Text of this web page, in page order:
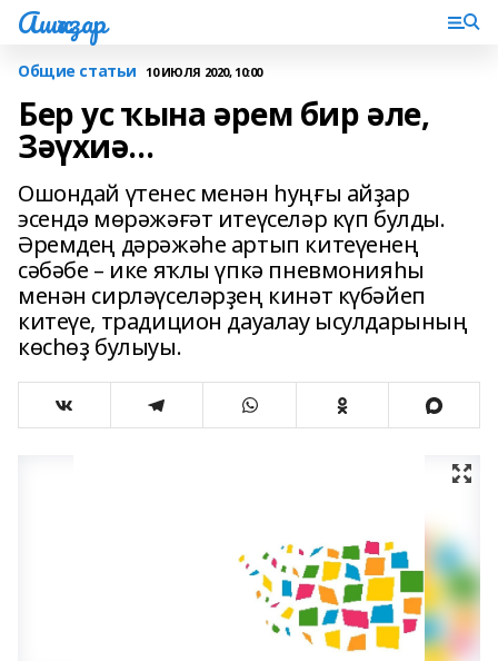
Ашҡаҙар
Общие статьи 10 ИЮЛЯ 2020, 10:00
Бер ус ҡына әрем бир әле,
Зәүхиә…
Ошондай үтенес менән һуңғы айҙар
эсендә мөрәжәғәт итеүселәр күп булды.
Әремдең дәрәжәһе артып китеүенең
сәбәбе – ике яҡлы үпкә пневмонияһы
менән сирләүселәрҙең кинәт күбәйеп
китеүе, традицион дауалау ысулдарының
көсһөҙ булыуы.